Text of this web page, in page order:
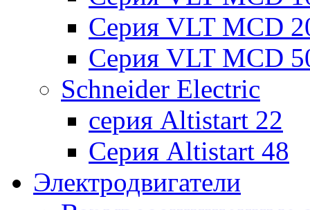
Серия VLT MCD
Серия VLT MCD
Schneider Electric
серия Altistart 22
Серия Altistart 48
Электродвигатели